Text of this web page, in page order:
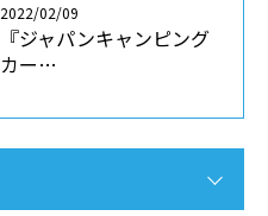
2022/02/09
『ジャパンキャンピング
カー…